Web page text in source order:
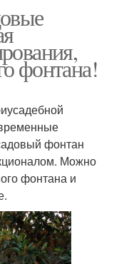
фонтана!
фонтан
Можно
фонтана и